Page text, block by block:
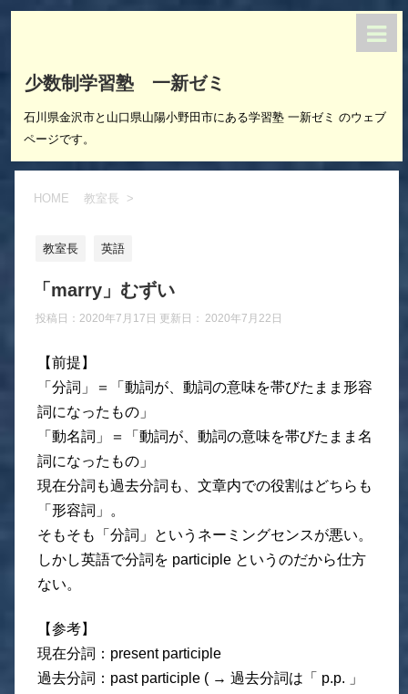
少数制学習塾 一新ゼミ
石川県金沢市と山口県山陽小野田市にある学習塾 一新ゼミ のウェブ
ページです。
HOME 教室長 >
教室長 英語
「marry」むずい
投稿日：2020年7月17日 更新日： 2020年7月22日
【前提】
「分詞」＝「動詞が、動詞の意味を帯びたまま形容
詞になったもの」
「動名詞」＝「動詞が、動詞の意味を帯びたまま名
詞になったもの」
現在分詞も過去分詞も、文章内での役割はどちらも
「形容詞」。
そもそも「分詞」というネーミングセンスが悪い。
しかし英語で分詞を participle というのだから仕方
ない。
【参考】
現在分詞：present participle
過去分詞：past participle ( → 過去分詞は「 p.p. 」